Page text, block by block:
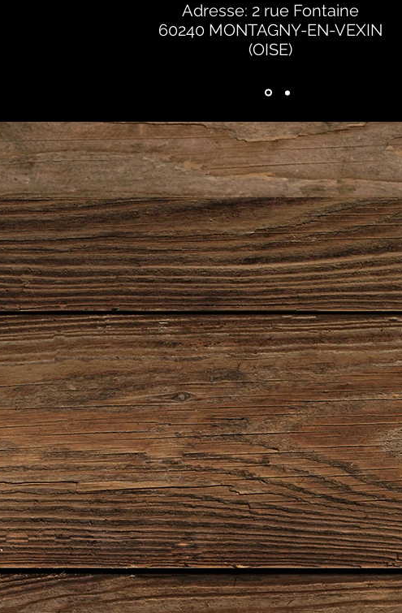
Adresse: 2 rue Fontaine
60240 MONTAGNY-EN-VEXIN
(OISE)